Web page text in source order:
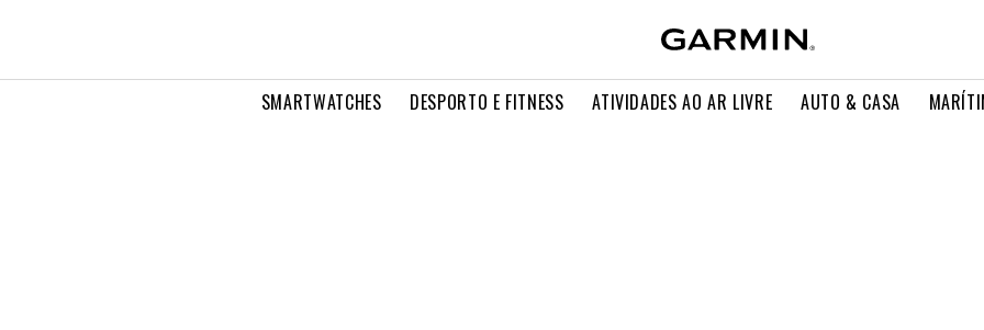
SMARTWATCHES DESPORTO E FITNESS ATIVIDADES AO AR LIVRE AUTO & CASA